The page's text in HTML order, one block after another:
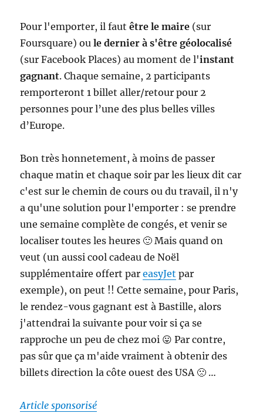
Pour l'emporter, il fautêtre le maire (sur
Foursquare) oule dernier à s'être géolocalisé
(sur Facebook Places) au moment de l'instant
gagnant. Chaque semaine, 2 participants
remporteront 1 billet aller/retour pour 2
personnes pour l’une des plus belles villes
d’Europe.
Bon très honnetement, à moins de passer
chaque matin et chaque soir par les lieux dit car
c'est sur le chemin de cours ou du travail, il n'y
a qu'une solution pour l'emporter : se prendre
une semaine complète de congés, et venir se
localiser toutes les heures 🙂 Mais quand on
veut (un aussi cool cadeau de Noël
supplémentaire offert pareasyJet par
exemple), on peut !! Cette semaine, pour Paris,
le rendez-vous gagnant est à Bastille, alors
j'attendrai la suivante pour voir si ça se
rapproche un peu de chez moi 😛 Par contre,
pas sûr que ça m'aide vraiment à obtenir des
billets direction la côte ouest des USA 🙁 …
Article sponsorisé